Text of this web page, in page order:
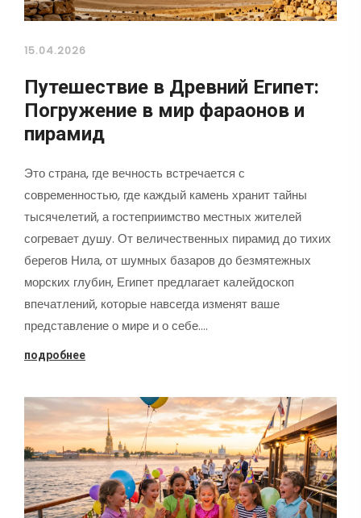
15.04.2026
Путешествие в Древний Египет:
Погружение в мир фараонов и
пирамид
Это страна, где вечность встречается с
современностью, где каждый камень хранит тайны
тысячелетий, а гостеприимство местных жителей
согревает душу. От величественных пирамид до тихих
берегов Нила, от шумных базаров до безмятежных
морских глубин, Египет предлагает калейдоскоп
впечатлений, которые навсегда изменят ваше
представление о мире и о себе.…
подробнее